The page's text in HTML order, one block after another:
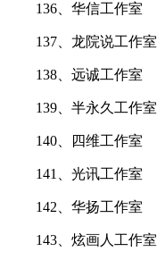
136、华信工作室
137、龙院说工作室
138、远诚工作室
139、半永久工作室
140、四维工作室
141、光讯工作室
142、华扬工作室
143、炫画人工作室